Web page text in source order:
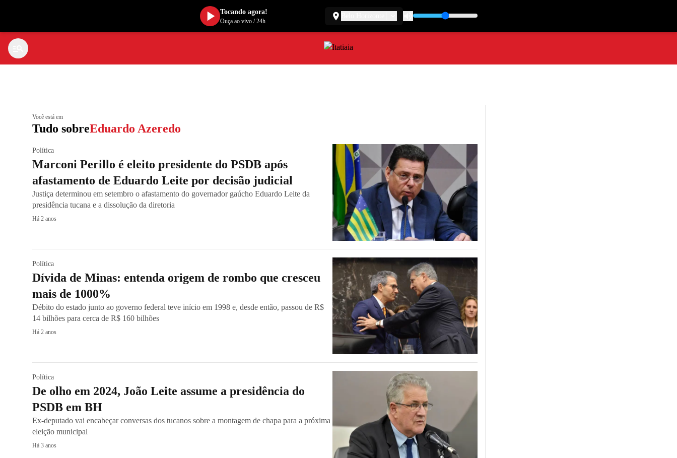
Você está em
Tudo sobreEduardo Azeredo
Política
Marconi Perillo é eleito presidente do PSDB após
afastamento de Eduardo Leite por decisão judicial
Justiça determinou em setembro o afastamento do governador gaúcho Eduardo Leite da
presidência tucana e a dissolução da diretoria
Há 2 anos
Política
Dívida de Minas: entenda origem de rombo que cresceu
mais de 1000%
Débito do estado junto ao governo federal teve início em 1998 e, desde então, passou de R$
14 bilhões para cerca de R$ 160 bilhões
Há 2 anos
Política
De olho em 2024, João Leite assume a presidência do
PSDB em BH
Ex-deputado vai encabeçar conversas dos tucanos sobre a montagem de chapa para a próxima
eleição municipal
Há 3 anos
Tocando agora!
Ouça ao vivo/24h